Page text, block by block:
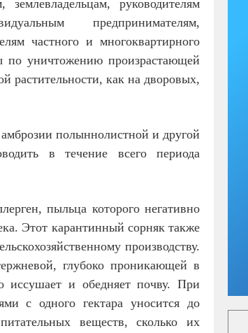
землевладельцам, руководителям
предпринимателям,
частного и многоквартирного
по уничтожению произрастающей
растительности, как на дворовых,
полыннолистной и другой
в течение всего периода
пыльца которого негативно
Этот карантинный сорняк также
производству.
глубоко проникающей в
иссушает и обедняет почву. При
с одного гектара уносится до
веществ, сколько их